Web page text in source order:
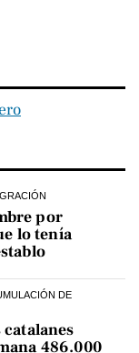
por
lo tenía
DE
486.000